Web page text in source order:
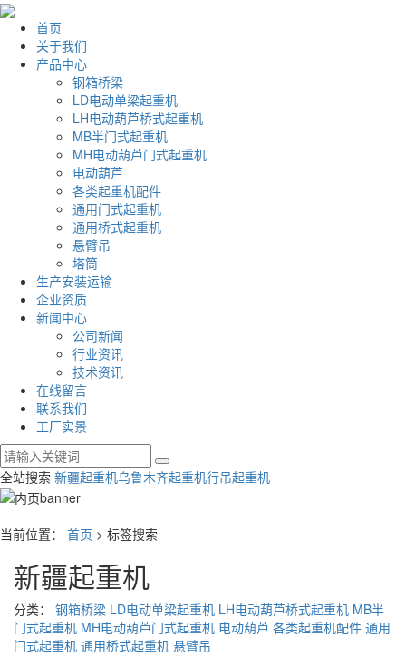
首页
关于我们
产品中心
钢箱桥梁
LD电动单梁起重机
LH电动葫芦桥式起重机
MB半门式起重机
MH电动葫芦门式起重机
电动葫芦
各类起重机配件
通用门式起重机
通用桥式起重机
悬臂吊
塔筒
生产安装运输
企业资质
新闻中心
公司新闻
行业资讯
技术资讯
在线留言
联系我们
工厂实景
全站搜索 新疆起重机乌鲁木齐起重机行吊起重机
当前位置： 首页 > 标签搜索
新疆起重机
分类： 钢箱桥梁 LD电动单梁起重机 LH电动葫芦桥式起重机 MB半
门式起重机 MH电动葫芦门式起重机 电动葫芦 各类起重机配件 通用
门式起重机 通用桥式起重机 悬臂吊